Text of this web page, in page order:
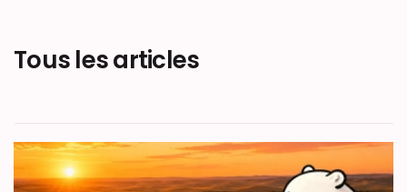
Tous les articles